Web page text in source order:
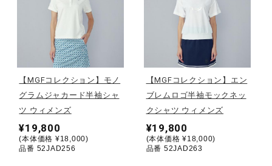
テニス／ソフトテニス
バドミントン
陸上競技
【MGFコレクション】モノ
グラムジャカード半袖シャ
ツ ウィメンズ
¥19,800
(本体価格 ¥18,000)
品番 52JAD256
【MGFコレクション】エン
ブレムロゴ半袖モックネッ
クシャツ ウィメンズ
¥19,800
(本体価格 ¥18,000)
品番 52JAD263